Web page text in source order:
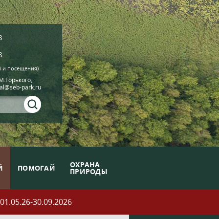
и посещения)
park.ru
ПОМОГАЙ ОХРАНА
ПРИРОДЫ
30.09.2026